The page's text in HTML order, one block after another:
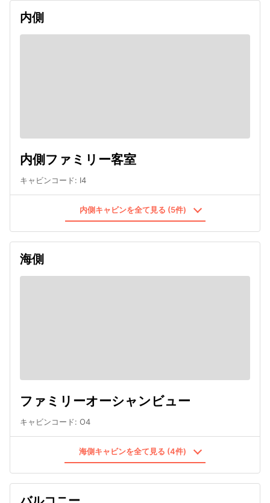
内側
内側ファミリー客室
キャビンコード: I4
内側キャビンを全て見る (5件)
海側
ファミリーオーシャンビュー
キャビンコード: O4
海側キャビンを全て見る (4件)